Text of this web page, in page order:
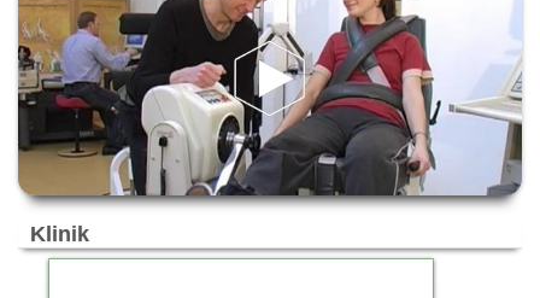
Entwicklung & Produktion
Top-Arbeitsplätze & Karriere
Spenden & Verschenken
Klinik